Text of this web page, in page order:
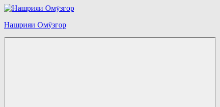
Перейти
содержимому
Нашрияи Омӯзгор